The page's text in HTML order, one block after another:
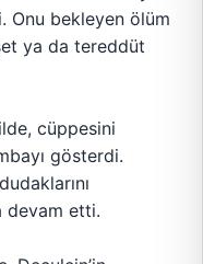
Onu bekleyen ölüm
ya da tereddüt
cüppesini
gösterdi.
devam etti.